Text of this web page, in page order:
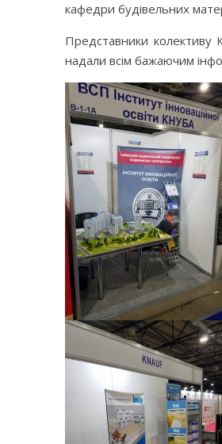
кафедри будівельних
Представники колективу
надали всім бажаючим